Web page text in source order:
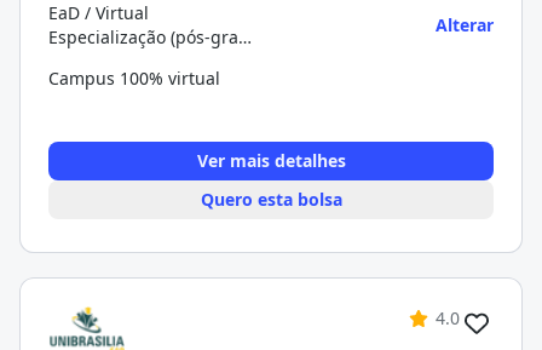
EaD / Virtual
Especialização (pós-graduação)
Alterar
Campus 100% virtual
Ver mais detalhes
Quero esta bolsa
4.0